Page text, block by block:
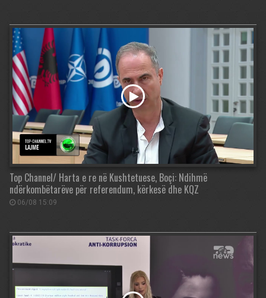
Top Channel/ Harta e re në Kushtetuese, Boçi: Ndihmë
ndërkombëtarëve për referendum, kërkesë dhe KQZ
06/08 15:09